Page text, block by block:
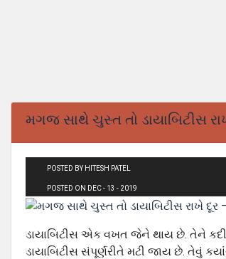
મગજ સાથે ચુસ્ત તો ડાયાબિટીસ
POSTED BY HITESH PATEL
POSTED ON DEC - 13 - 2019
ડાયાબિટીસ એક વખત જેને થાય છે. તેને
ડાયાબિટીસ સંપૂર્ણરીતે મટી જાય છે. તેવું